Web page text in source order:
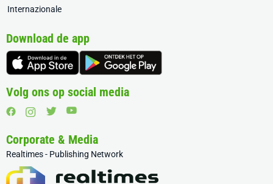
Internazionale
Download de app
Volg ons op social media
Corporate & Media
Realtimes - Publishing Network